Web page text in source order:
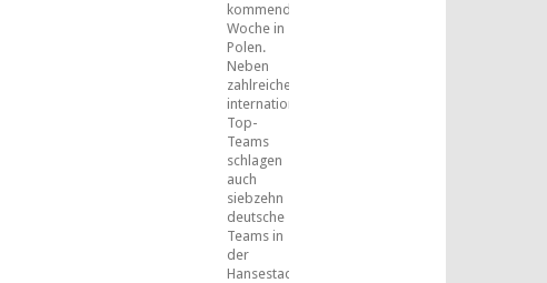
kommenden
Woche in
Polen.
Neben
zahlreichen
internationalen
Top-
Teams
schlagen
auch
siebzehn
deutsche
Teams in
der
Hansestadt